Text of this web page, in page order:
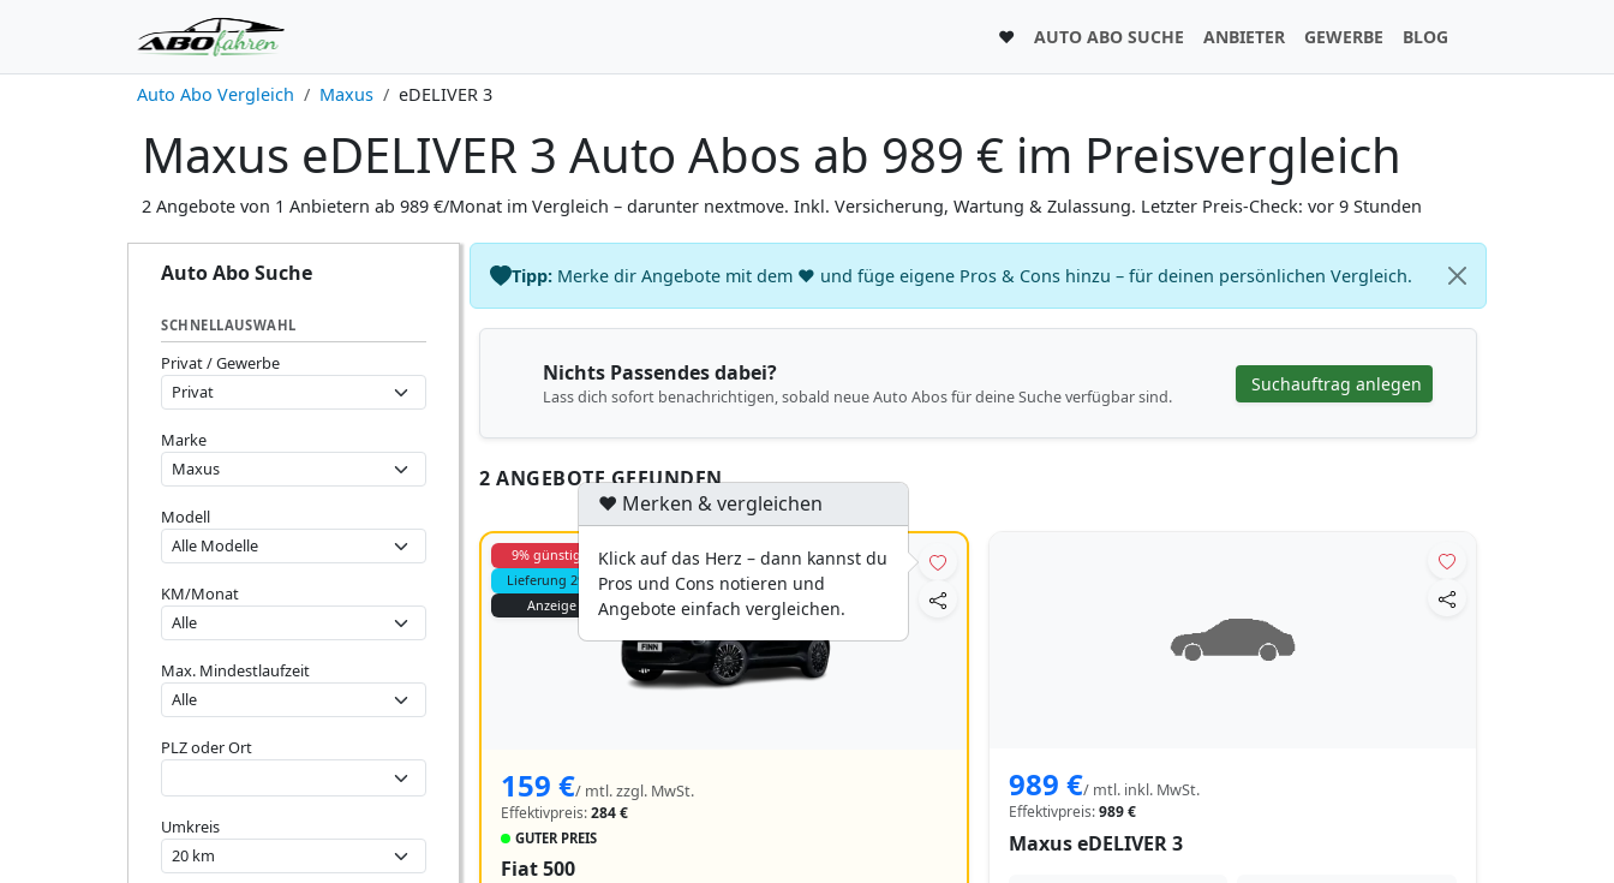
♥ AUTO ABO SUCHE ANBIETER GEWERBE BLOG
Auto Abo Vergleich Maxus eDELIVER 3
Maxus eDELIVER 3 Auto Abos ab 989 € im Preisvergleich
2 Angebote von 1 Anbietern ab 989 €/Monat im Vergleich – darunter nextmove. Inkl. Versicherung, Wartung & Zulassung. Letzter Preis-Check: vor 9 Stunden
Auto Abo Suche
SCHNELLAUSWAHL
Privat / Gewerbe
Marke
Modell
KM/Monat
Max. Mindestlaufzeit
PLZ oder Ort
Umkreis
Tipp: Merke dir Angebote mit dem ♥ und füge eigene Pros & Cons hinzu – für deinen persönlichen Vergleich.
Nichts Passendes dabei?
Lass dich sofort benachrichtigen, sobald neue Auto Abos für deine Suche verfügbar sind.
Suchauftrag anlegen
2 ANGEBOTE GEFUNDEN
9% günstiger
Lieferung 299 €
Anzeige
159 €/ mtl. zzgl. MwSt.
Effektivpreis:284 €
GUTER PREIS
Fiat 500
989 €/ mtl. inkl. MwSt.
Effektivpreis:989 €
Maxus eDELIVER 3
♥ Merken & vergleichen
Klick auf das Herz – dann kannst du
Pros und Cons notieren und
Angebote einfach vergleichen.